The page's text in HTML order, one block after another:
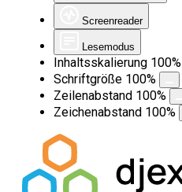
Screenreader
Lesemodus
Inhaltsskalierung 100%
Schriftgröße 100%
Zeilenabstand 100%
Zeichenabstand 100%